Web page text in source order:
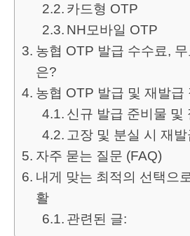
카드형 OTP
NH모바일 OTP
농협 OTP 발급 수수료,
은?
농협 OTP 발급 및 재발급
신규 발급 준비물 및
고장 및 분실 시 재발
자주 묻는 질문 (FAQ)
내게 맞는 최적의 선택으
활
관련된 글: